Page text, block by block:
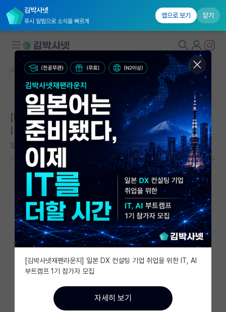
김박사넷
푸시 알림으로 소식을 빠르게
앱으로 보기 닫기
대학원생 모집
국내대학원 정보
연구실&오픈랩
커뮤니티
커뮤니티 홈
전체글보기
베스트 게시판
IF 명예의전당
자유 게시판(아무개랩)
미국 유학 게시판
미국 대학원 합격 후기 게시판
대학원생 모집 게시판
커뮤니티 홈 대학원생 모집 게시판
본문이 수정되지 않는 박제글입니다.
[KAIST 의과학대학원] 2027학년도 봄학기 신입생 모집
| KAIST 의과학대학원 | 마감: 2026.07.08. 17:30
깜찍한 아르키메데스
2026.06.03 0 3009
[김박사넷재팬라운지] 일본 DX 컨설팅 기업 취업을 위한 IT, AI
부트캠프 1기 참가자 모집
자세히 보기